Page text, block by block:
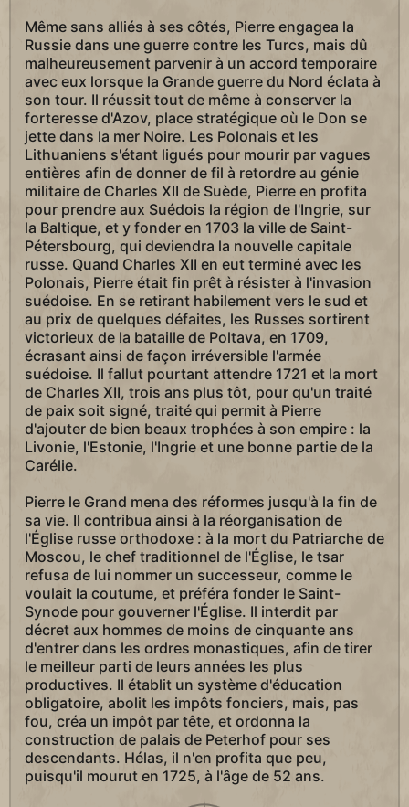
Même sans alliés à ses côtés, Pierre engagea la
Russie dans une guerre contre les Turcs, mais dû
malheureusement parvenir à un accord temporaire
avec eux lorsque la Grande guerre du Nord éclata à
son tour. Il réussit tout de même à conserver la
forteresse d'Azov, place stratégique où le Don se
jette dans la mer Noire. Les Polonais et les
Lithuaniens s'étant ligués pour mourir par vagues
entières afin de donner de fil à retordre au génie
militaire de Charles XII de Suède, Pierre en profita
pour prendre aux Suédois la région de l'Ingrie, sur
la Baltique, et y fonder en 1703 la ville de Saint-
Pétersbourg, qui deviendra la nouvelle capitale
russe. Quand Charles XII en eut terminé avec les
Polonais, Pierre était fin prêt à résister à l'invasion
suédoise. En se retirant habilement vers le sud et
au prix de quelques défaites, les Russes sortirent
victorieux de la bataille de Poltava, en 1709,
écrasant ainsi de façon irréversible l'armée
suédoise. Il fallut pourtant attendre 1721 et la mort
de Charles XII, trois ans plus tôt, pour qu'un traité
de paix soit signé, traité qui permit à Pierre
d'ajouter de bien beaux trophées à son empire : la
Livonie, l'Estonie, l'Ingrie et une bonne partie de la
Carélie.
Pierre le Grand mena des réformes jusqu'à la fin de
sa vie. Il contribua ainsi à la réorganisation de
l'Église russe orthodoxe : à la mort du Patriarche de
Moscou, le chef traditionnel de l'Église, le tsar
refusa de lui nommer un successeur, comme le
voulait la coutume, et préféra fonder le Saint-
Synode pour gouverner l'Église. Il interdit par
décret aux hommes de moins de cinquante ans
d'entrer dans les ordres monastiques, afin de tirer
le meilleur parti de leurs années les plus
productives. Il établit un système d'éducation
obligatoire, abolit les impôts fonciers, mais, pas
fou, créa un impôt par tête, et ordonna la
construction de palais de Peterhof pour ses
descendants. Hélas, il n'en profita que peu,
puisqu'il mourut en 1725, à l'âge de 52 ans.